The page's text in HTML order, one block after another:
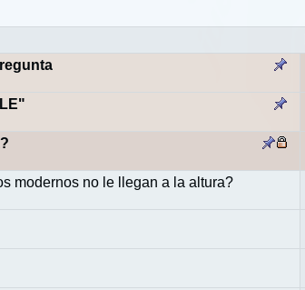
modernos no le llegan a la altura?